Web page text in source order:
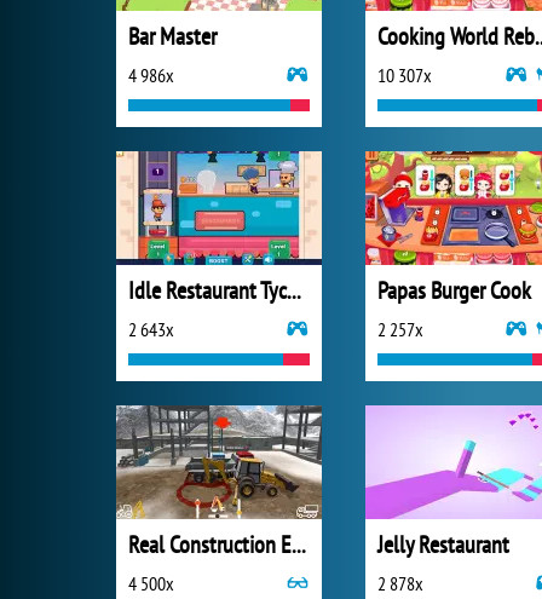
Bar Master
4 986x 10 307x
Idle Restaurant Tycoon
2 643x
Papas Burger Cook
2 257x
Real Construction Excavator Simulator
4 500x
Jelly Restaurant
2 878x